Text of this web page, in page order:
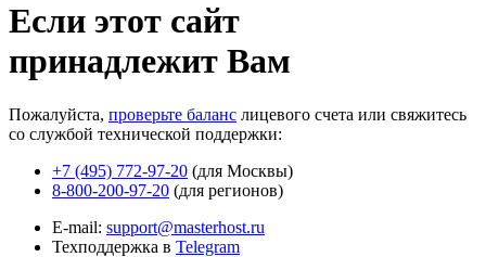
Если этот сайт
принадлежит Вам
Пожалуйста, проверьте баланс лицевого счета или свяжитесь
со службой технической поддержки:
+7 (495) 772-97-20 (для Москвы)
8-800-200-97-20 (для регионов)
E-mail: support@masterhost.ru
Техподдержка в Telegram